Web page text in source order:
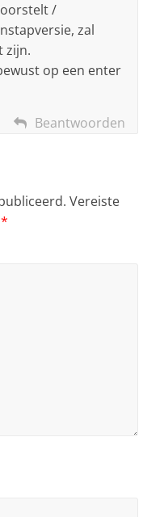
/
zal
zijn.
op een enter
Beantwoorden
Vereiste
*